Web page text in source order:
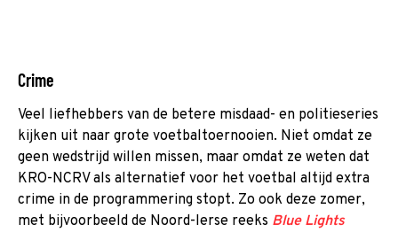
Crime
Veel liefhebbers van de betere misdaad- en politieseries
kijken uit naar grote voetbaltoernooien. Niet omdat ze
geen wedstrijd willen missen, maar omdat ze weten dat
KRO-NCRV als alternatief voor het voetbal altijd extra
crime in de programmering stopt. Zo ook deze zomer,
met bijvoorbeeld de Noord-Ierse reeks Blue Lights